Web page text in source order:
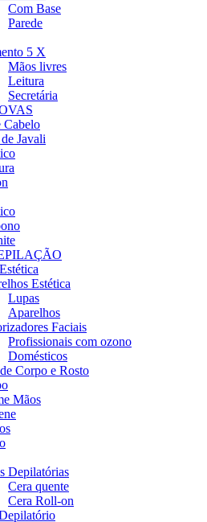
Com Base
Parede
5 X
Mãos livres
Leitura
Secretária
Cabelo
Javali
Estética
Lupas
Aparelhos
Faciais
Profissionais com ozono
Domésticos
Corpo e Rosto
Mãos
Depilatórias
Cera quente
Cera Roll-on